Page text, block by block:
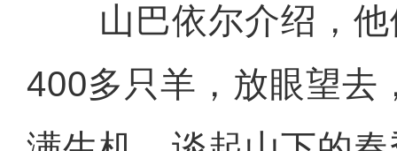
山巴依尔介绍，他
400多只羊，放眼望去